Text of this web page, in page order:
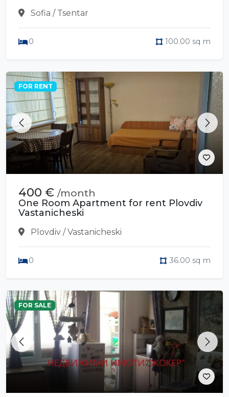
Sofia / Tsentar
0 100.00 sq m
Previous Next
FOR RENT
400 € /month
One Room Apartment for rent Plovdiv
Vastanicheski
Plovdiv / Vastanicheski
0 36.00 sq m
Previous Next
FOR SALE